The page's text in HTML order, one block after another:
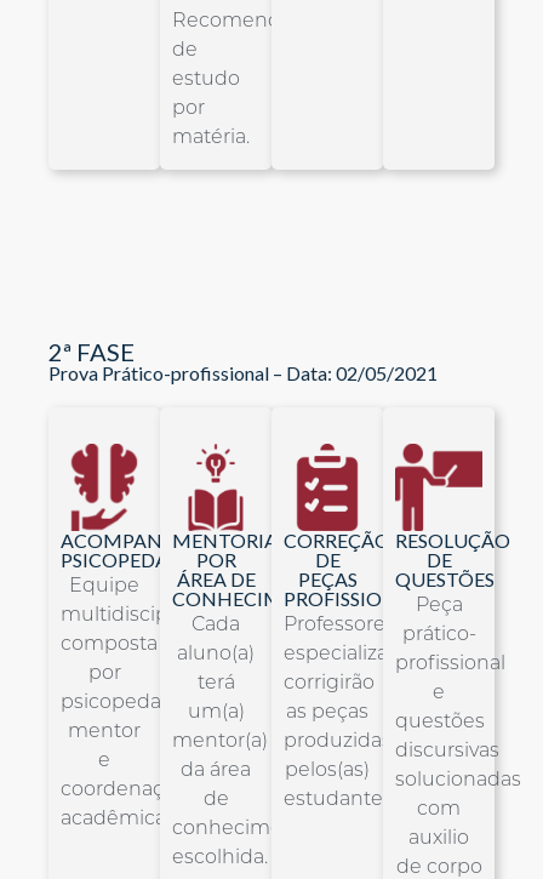
Recomendação
de
estudo
por
matéria.
2ª FASE
Prova Prático-profissional – Data: 02/05/2021
ACOMPANHAMENTO
PSICOPEDAGÓGICO
Equipe
multidisciplinar
composta
por
psicopedagogo,
mentor
e
coordenação
acadêmica.
MENTORIA
POR
ÁREA DE
CONHECIMENTO
Cada
aluno(a)
terá
um(a)
mentor(a)
da área
de
conhecimento
escolhida.
CORREÇÃO
DE
PEÇAS
PROFISSIONAIS
Professores
especializados(as)
corrigirão
as peças
produzidas
pelos(as)
estudantes.
RESOLUÇÃO
DE
QUESTÕES
Peça
prático-
profissional
e
questões
discursivas
solucionadas
com
auxilio
de corpo